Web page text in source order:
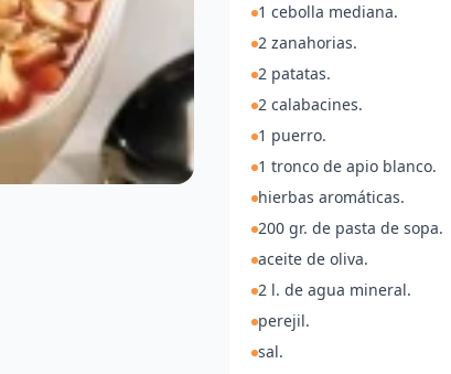
1 cebolla mediana.
2 zanahorias.
2 patatas.
2 calabacines.
1 puerro.
1 tronco de apio blanco.
hierbas aromáticas.
200 gr. de pasta de sopa.
aceite de oliva.
2 l. de agua mineral.
perejil.
sal.